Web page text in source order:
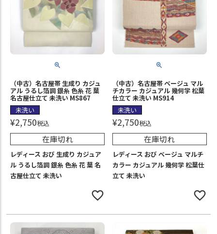
（中古）名古屋帯 生成り カジュ
アル うるし箔調 銀糸 色糸 花 葉
名古屋仕立て 未洗い MS867
未洗い
¥2,750税込
在庫切れ
レディース おび 生成り カジュア
ル うるし箔調 銀糸 色糸 花 葉 名
古屋仕立て 未洗い
（中古）名古屋帯 ベージュ マル
チカラー カジュアル 幾何学 松葉
仕立て 未洗い MS914
未洗い
¥2,750税込
在庫切れ
レディース おび ベージュ マルチ
カラー カジュアル 幾何学 松葉仕
立て 未洗い